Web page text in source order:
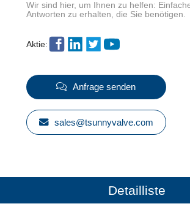
Wir sind hier, um Ihnen zu helfen:
Antworten zu erhalten, die Sie benötigen.
Aktie:
Anfrage senden
sales@tsunnyvalve.com
Detailliste